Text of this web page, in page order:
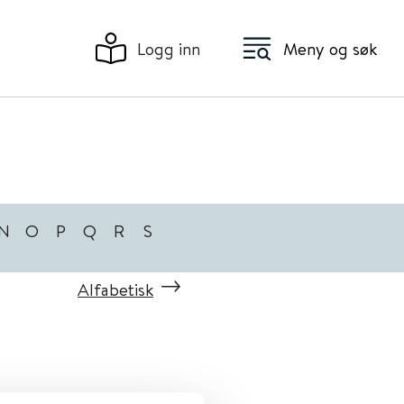
Logg inn Meny og søk
O P Q R S
Alfabetisk